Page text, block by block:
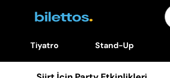
Tiyatro Stand-Up